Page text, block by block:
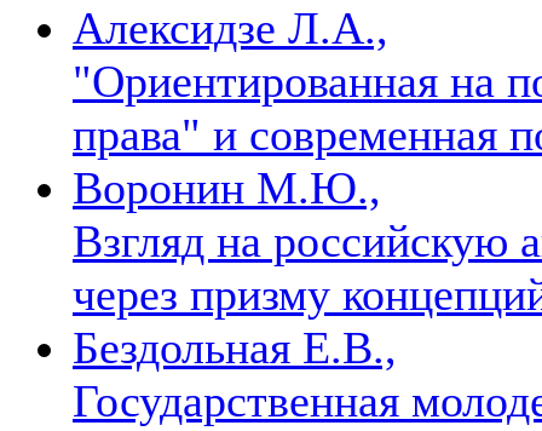
Алексидзе Л.А.,
"Ориентированная на
права" и
Воронин М.Ю.,
Взгляд на российскую
через призму
Бездольная Е.В.,
Государственная